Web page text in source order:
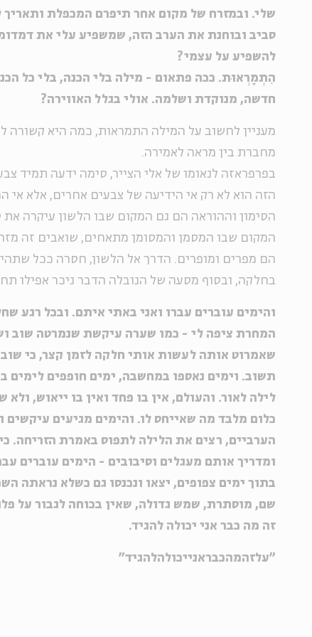
שלי. ובמזרח של מקום אחר תיפרם המכפלת
סביב ובוחנת את הערב הזה, שמשפיע עלי את
להשפיע על עצמי?
הִתְמָרְאוּת. ככה פתאום - מילה בלי הכנה, בלי כל
חדשה, מנוקדת ושלמה. אולי בגלל האווירה?
מעניין לחשוב על המילה התמראות, כמה היא קשורה
מחברת בין מראה לאמירה.
בפרפראזה לנאומו של אלי הצייר, סימה ידעה תמיד
הזה הוא לא רק אי הידיעה של צבעים אחרים, אלא אי
הסימון וההוראה הם גם המקום שבו הלשון עיקרה
המקום שבו המסמן והמסומן מתאחים, שואבים זה
הם מפרים ומופרים. הדרך אל הלשון, חסרה ככל
בחלקה, ובסוף מסעה של הנובלה הדבר ניכר אפילו
והימים עוברים עברו ואני באתי איתם. ובכל רגע
המחרת ציפה לי - כמו שערה עיקשת שנמרטה שוב
שאמרוט אותה לעשות אותי חלקה לזמן קצר, כי
תשוב. וימים נאספו במחשבה, ימים חופפים לימים
לילה לאור. והעולם, אין בו פחד ואין בו ייאוש, ולא
כלום מלבד מה שאייחס לו. והימים מגיעים עיקשים
הערביים, רצים את הלילה לתפוס באמרת הזריחה.
ומדריך אותם מעגלים וסיבובים - הימים עוברים
בתוך ימים צפופים, יצאו ונכנסו גם כשלא נראתה
שם, מוסתרת, שמש גדולה, שאין בכוחה לגבור על
זה מה כבר אני יכולה להגיד.
"עלזהמהכבראנייכולהלהגיד"